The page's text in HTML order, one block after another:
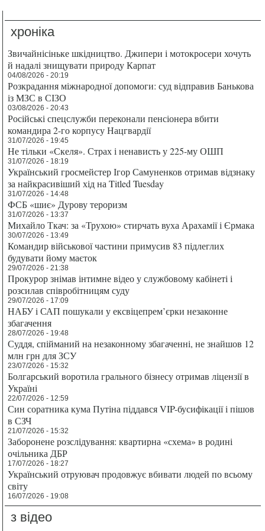
хроніка
Звичайнісіньке шкідництво. Джипери і мотокросери хочуть
й надалі знищувати природу Карпат
04/08/2026 - 20:19
Розкрадання міжнародної допомоги: суд відправив Банькова
із МЗС в СІЗО
03/08/2026 - 20:43
Російські спецслужби переконали пенсіонера вбити
командира 2-го корпусу Нацгвардії
31/07/2026 - 19:45
Не тільки «Скеля». Страх і ненависть у 225-му ОШП
31/07/2026 - 18:19
Український гросмейстер Ігор Самуненков отримав відзнаку
за найкрасивіший хід на Titled Tuesday
31/07/2026 - 14:48
ФСБ «шиє» Дурову тероризм
31/07/2026 - 13:37
Михайло Ткач: за «Трухою» стирчать вуха Арахамії і Єрмака
30/07/2026 - 13:49
Командир військової частини примусив 83 підлеглих
будувати йому маєток
29/07/2026 - 21:38
Прокурор знімав інтимне відео у службовому кабінеті і
розсилав співробітницям суду
29/07/2026 - 17:09
НАБУ і САП пошукали у ексвіцепрем’єрки незаконне
збагачення
28/07/2026 - 19:48
Суддя, спійманий на незаконному збагаченні, не знайшов 12
млн грн для ЗСУ
23/07/2026 - 15:32
Болгарський воротила грального бізнесу отримав ліцензії в
Україні
22/07/2026 - 12:59
Син соратника кума Путіна піддався VIP-бусифікації і пішов
в СЗЧ
21/07/2026 - 15:32
Заборонене розслідування: квартирна «схема» в родині
очільника ДБР
17/07/2026 - 18:27
Український отруювач продовжує вбивати людей по всьому
світу
16/07/2026 - 19:08
з відео